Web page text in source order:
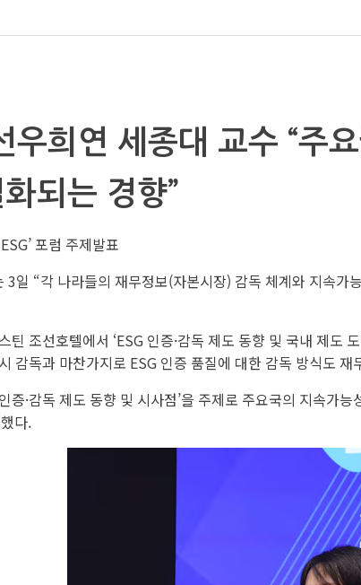
우희연 세종대 교수 “주
되는 경향”
포럼 주제발표
3일 “각 나라들의 재무정보(자본시장) 감독 체계와 지속
틴 조선호텔에서 ‘ESG 인증·감독 제도 동향 및 국내 제도
감독과 마찬가지로 ESG 인증 품질에 대한 감독 방식도
증·감독 제도 동향 및 시사점’을 주제로 주요국의 지속가
다.